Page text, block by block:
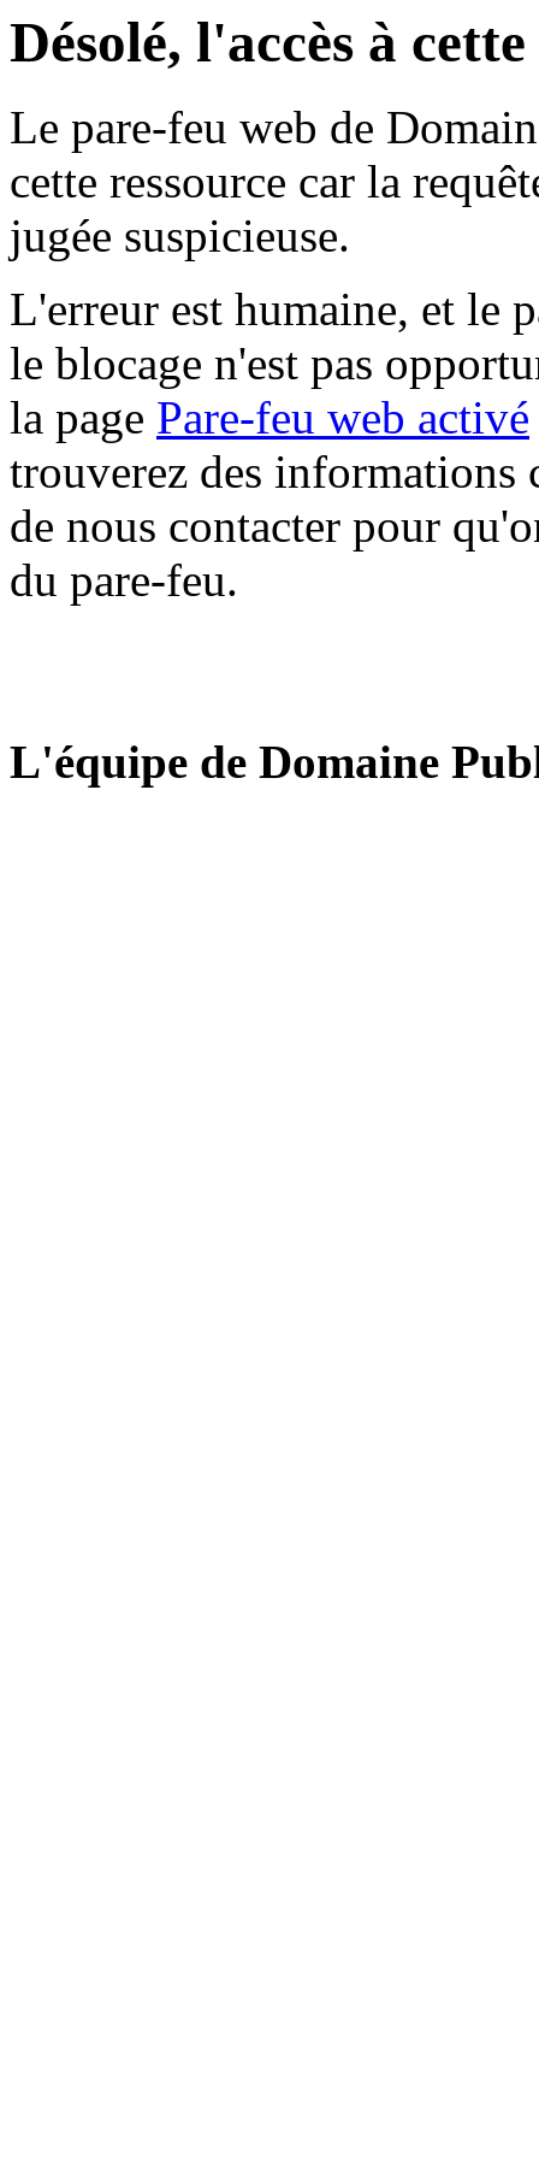
Désolé, l'accès à
Le pare-feu web de
cette ressource car la
jugée suspicieuse.
L'erreur est humaine, et le
le blocage n'est pas
la page Pare-feu web activé
trouverez des informations
de nous contacter pour
du pare-feu.
L'équipe de Domaine